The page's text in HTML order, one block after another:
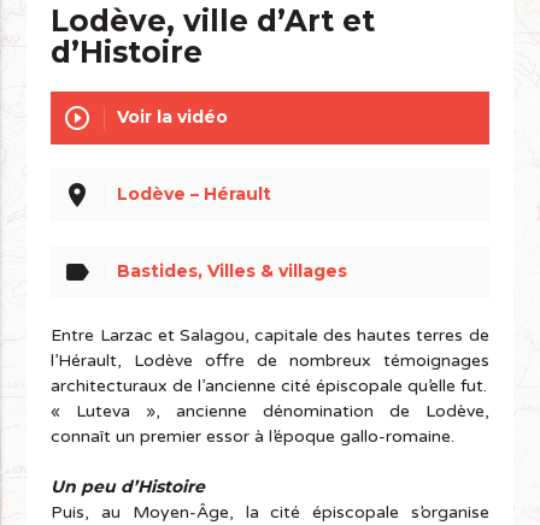
Lodève, ville d’Art et
d’Histoire
play_circle_outline Voir la vidéo
place Lodève – Hérault
label Bastides, Villes & villages
Entre Larzac et Salagou, capitale des hautes terres de
l’Hérault, Lodève offre de nombreux témoignages
architecturaux de l’ancienne cité épiscopale qu’elle fut.
« Luteva », ancienne dénomination de Lodève,
connaît un premier essor à l’époque gallo-romaine.
Un peu d’Histoire
Puis, au Moyen-Âge, la cité épiscopale s’organise